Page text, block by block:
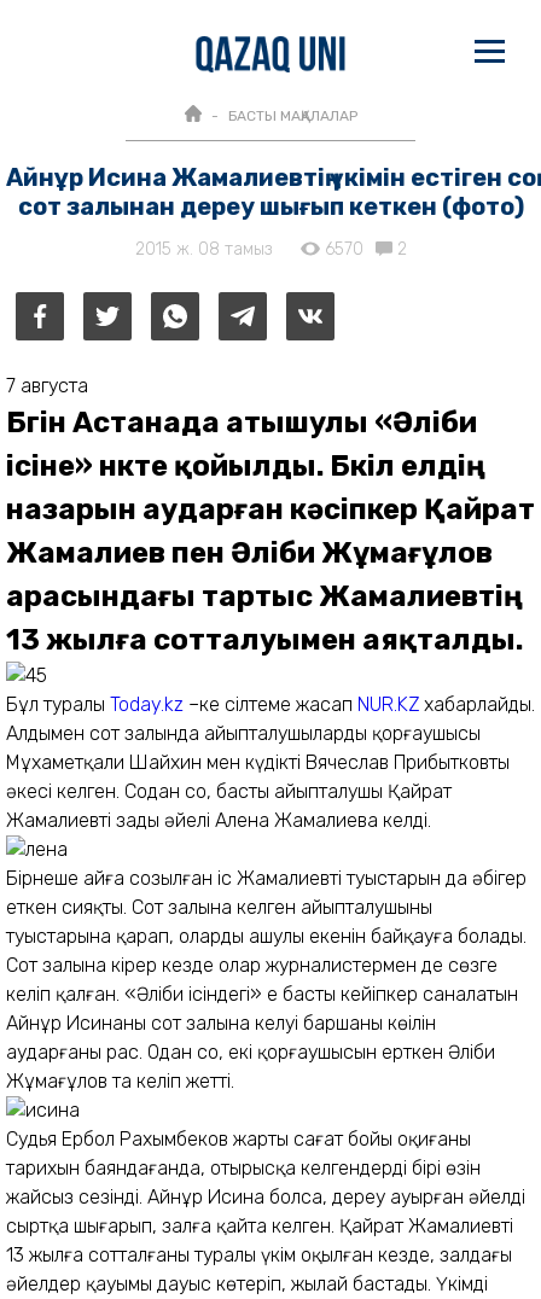
БАСТЫ МАҚАЛАЛАР
Айнұр Исина Жамалиевтің үкімін естіген соң
сот залынан дереу шығып кеткен (фото)
2015 ж. 08 тамыз 6570 2
7 августа
Бүгін Астанада атышулы «Әліби
ісіне» нүкте қойылды. Бүкіл елдің
назарын аударған кәсіпкер Қайрат
Жамалиев пен Әліби Жұмағұлов
арасындағы тартыс Жамалиевтің
13 жылға сотталуымен аяқталды.
Бұл туралы Today.kz –ке сілтеме жасап NUR.KZ хабарлайды.
Алдымен сот залында айыпталушылардың қорғаушысы
Мұхаметқали Шайхин мен күдікті Вячеслав Прибытковтың
әкесі келген. Содан соң, басты айыпталушы Қайрат
Жамалиевтің заңды әйелі Алена Жамалиева келді.
Бірнеше айға созылған іс Жамалиевтің туыстарын да әбігер
еткен сияқты. Сот залына келген айыпталушының
туыстарына қарап, олардың ашулы екенін байқауға болады.
Сот залына кірер кезде олар журналистермен де сөзге
келіп қалған. «Әліби ісіндегі» ең басты кейіпкер саналатын
Айнұр Исинаның сот залына келуі баршаның көңілін
аударғаны рас. Одан соң, екі қорғаушысын ерткен Әліби
Жұмағұлов та келіп жетті.
Судья Ербол Рахымбеков жарты сағат бойы оқиғаның
тарихын баяндағанда, отырысқа келгендердің бірі өзін
жайсыз сезінді. Айнұр Исина болса, дереу ауырған әйелді
сыртқа шығарып, залға қайта келген. Қайрат Жамалиевтің
13 жылға сотталғаны туралы үкім оқылған кезде, залдағы
әйелдер қауымы дауыс көтеріп, жылай бастады. Үкімді